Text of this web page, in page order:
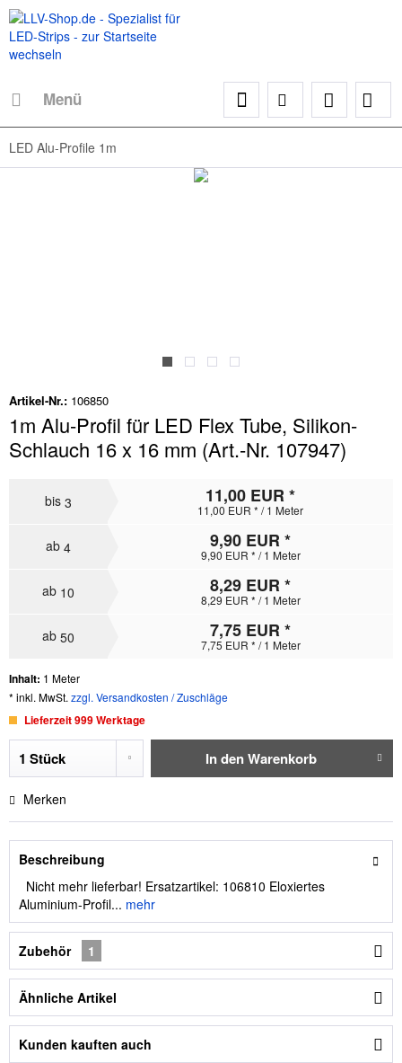
Menü
LED Alu-Profile 1m
Artikel-Nr.: 106850
1m Alu-Profil für LED Flex Tube, Silikon-
Schlauch 16 x 16 mm (Art.-Nr. 107947)
bis 3 11,00 EUR *
11,00 EUR * / 1 Meter
ab 4 9,90 EUR *
9,90 EUR * / 1 Meter
ab 10 8,29 EUR *
8,29 EUR * / 1 Meter
ab 50 7,75 EUR *
7,75 EUR * / 1 Meter
Inhalt: 1 Meter
* inkl. MwSt. zzgl. Versandkosten / Zuschläge
Lieferzeit 999 Werktage
In denWarenkorb
Merken
Beschreibung
Nicht mehr lieferbar! Ersatzartikel: 106810 Eloxiertes
Aluminium-Profil... mehr
Zubehör 1
Ähnliche Artikel
Kunden kauften auch